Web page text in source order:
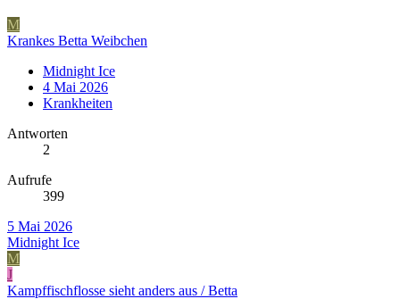
M
Krankes Betta Weibchen
Midnight Ice
4 Mai 2026
Krankheiten
Antworten
2
Aufrufe
399
5 Mai 2026
Midnight Ice
M
J
Kampffischflosse sieht anders aus / Betta